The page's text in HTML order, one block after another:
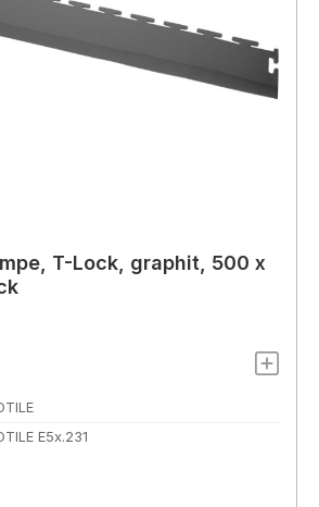
T-Lock, graphit, 500 x
E5x.231